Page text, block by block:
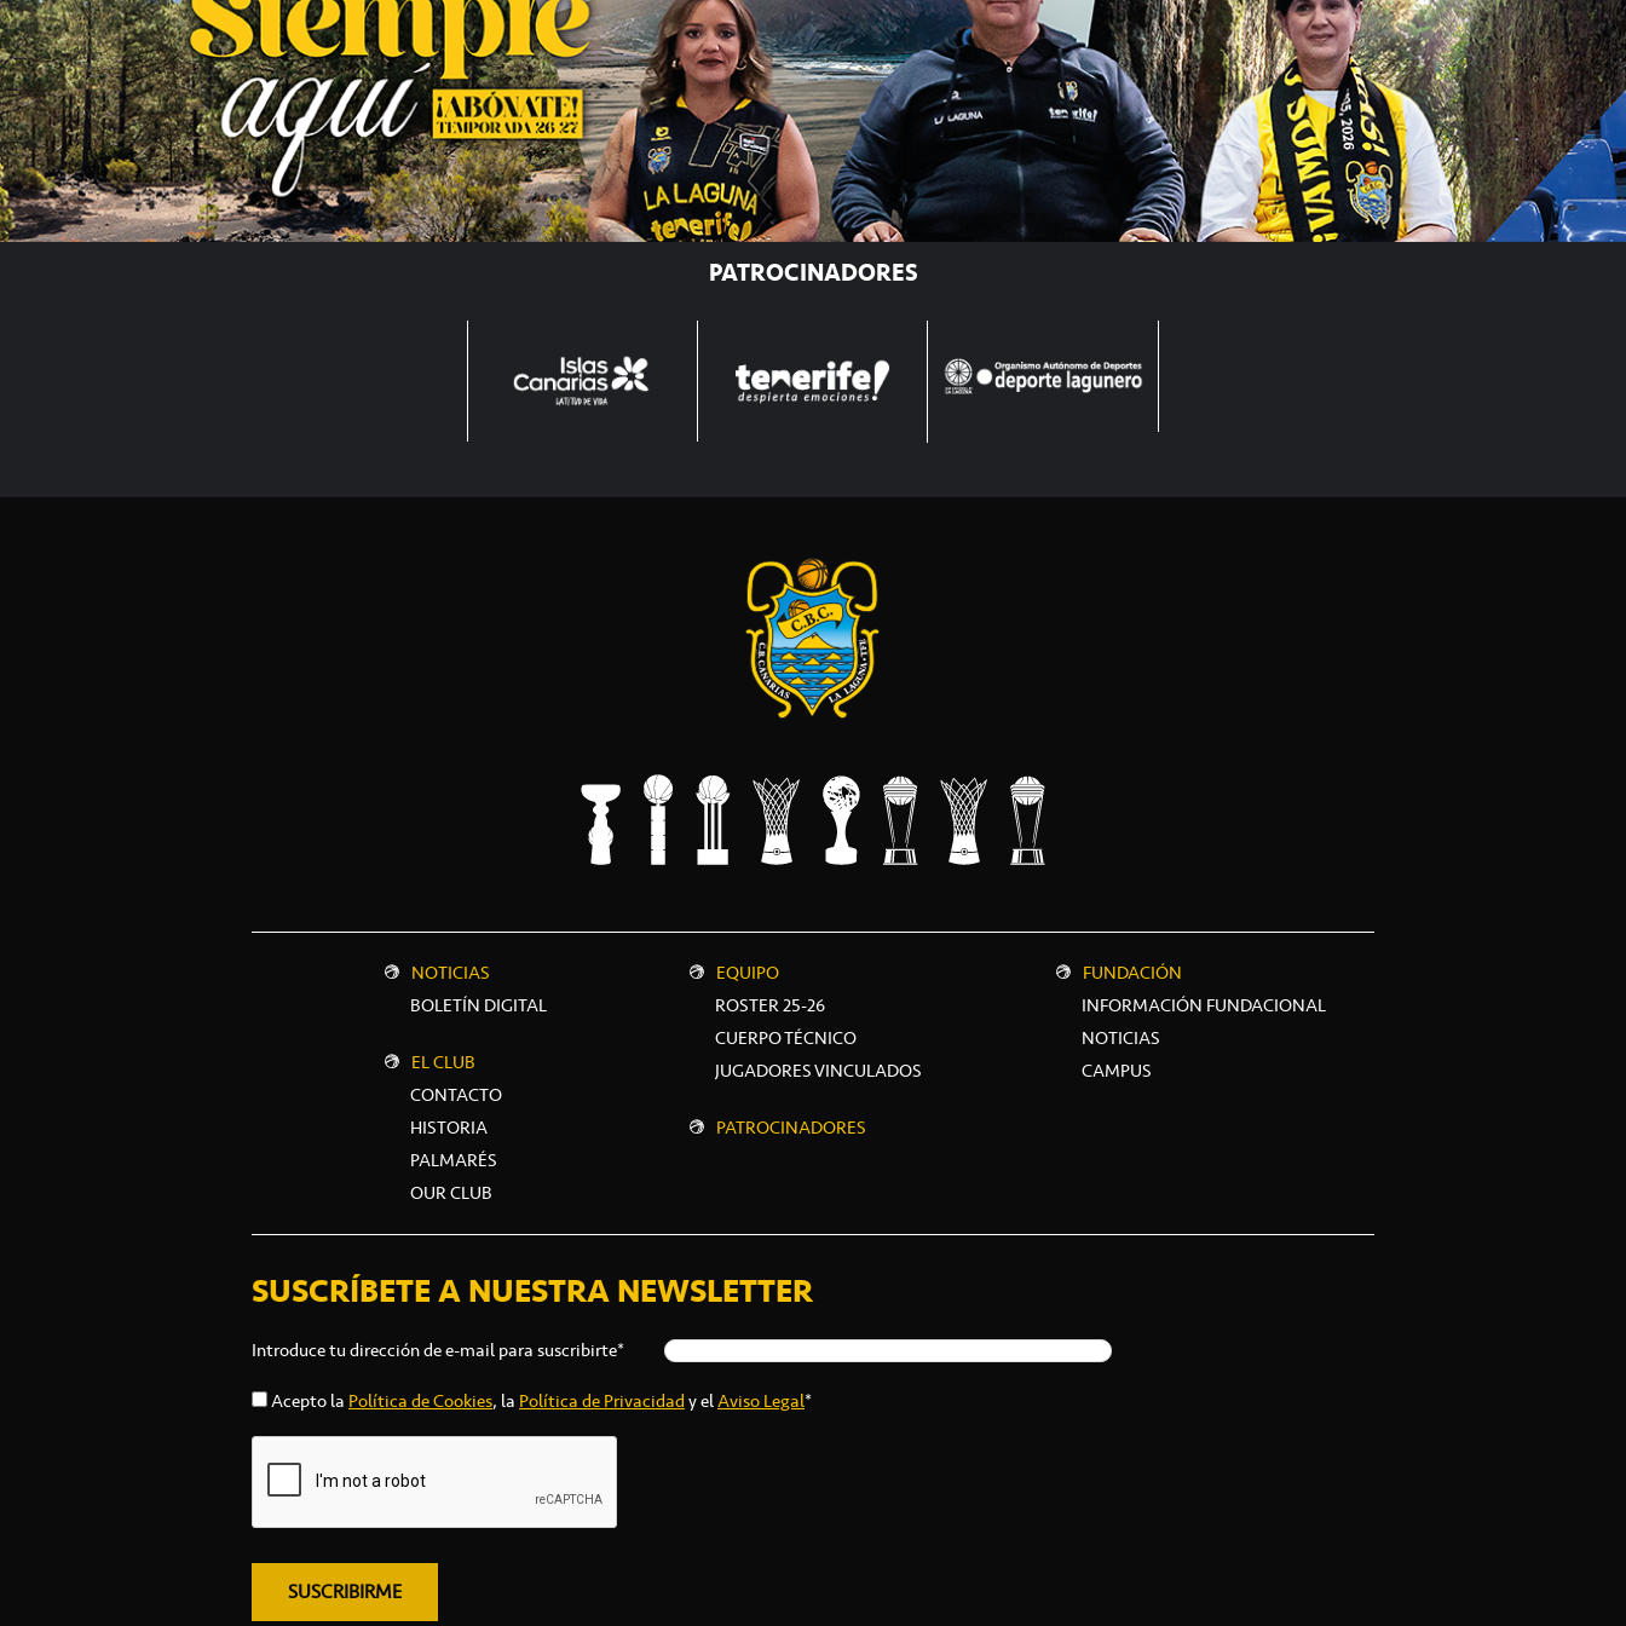
PATROCINADORES
NOTICIAS
BOLETÍN DIGITAL
EL CLUB
CONTACTO
HISTORIA
PALMARÉS
OUR CLUB
EQUIPO
ROSTER 25-26
CUERPO TÉCNICO
JUGADORES VINCULADOS
PATROCINADORES
FUNDACIÓN
INFORMACIÓN FUNDACIONAL
NOTICIAS
CAMPUS
SUSCRÍBETE A NUESTRA NEWSLETTER
Introduce tu dirección de e-mail para suscribirte*
Acepto la Política de Cookies, la Política de Privacidady elAviso Legal*